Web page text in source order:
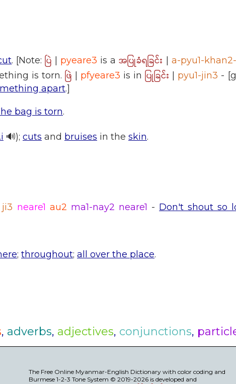
. [Note:ပြဲ | pyeare3 is aအပြုခံရခြင်း | a-pyu1-
is torn.ဖြဲ | pfyeare3 is inပြုခြင်း | pyu1-jin3 -
apart.]
bag is torn.
🔊); cuts and bruises in the skin.
neare1 au2 ma1-nay2 neare1 - Don't shout so
; throughout; all over the place.
, adverbs, adjectives, conjunctions,
The Free Online Myanmar-English Dictionary with color coding and
Burmese 1-2-3 Tone System © 2019-2026 is developed and